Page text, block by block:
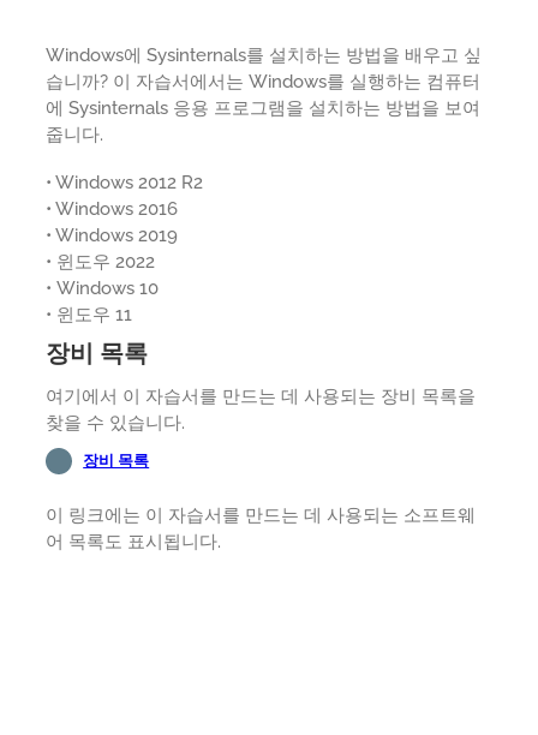
Windows에 Sysinternals를 설치하는 방법을 배우고 싶
습니까? 이 자습서에서는 Windows를 실행하는 컴퓨터
에 Sysinternals 응용 프로그램을 설치하는 방법을 보여
줍니다.
• Windows 2012 R2
• Windows 2016
• Windows 2019
• 윈도우 2022
• Windows 10
• 윈도우 11
장비 목록
여기에서 이 자습서를 만드는 데 사용되는 장비 목록을
찾을 수 있습니다.
장비 목록
이 링크에는 이 자습서를 만드는 데 사용되는 소프트웨
어 목록도 표시됩니다.